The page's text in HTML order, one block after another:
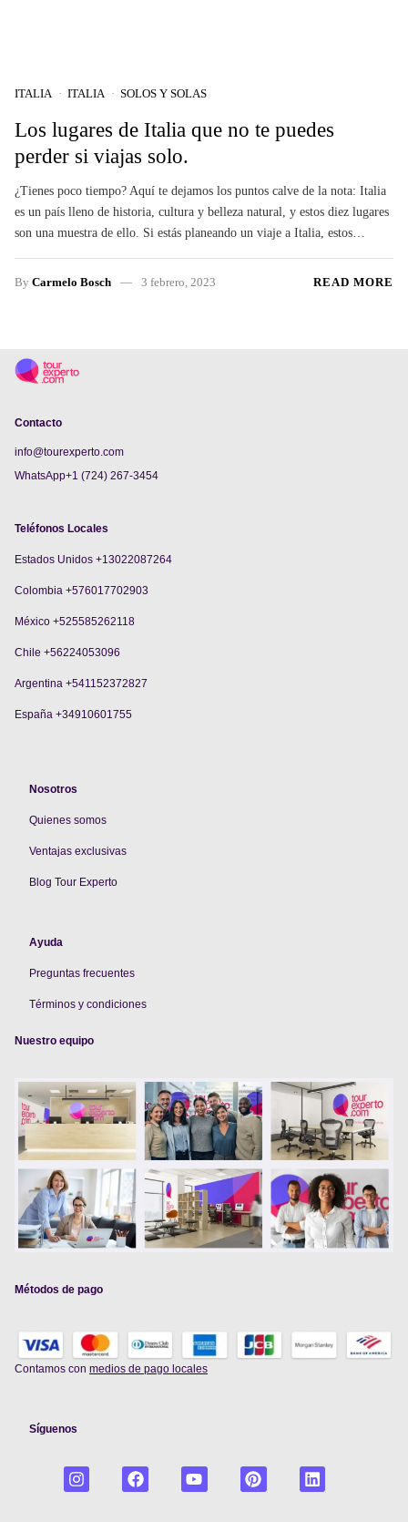
ITALIA ITALIA SOLOS Y SOLAS
Los lugares de Italia que no te puedes
perder si viajas solo.
¿Tienes poco tiempo? Aquí te dejamos los puntos calve de la nota: Italia
es un país lleno de historia, cultura y belleza natural, y estos diez lugares
son una muestra de ello. Si estás planeando un viaje a Italia, estos…
By Carmelo Bosch 3 febrero, 2023 READ MORE
Contacto
info@tourexperto.com
WhatsApp+1 (724) 267-3454
Teléfonos Locales
Estados Unidos +13022087264
Colombia +576017702903
México +525585262118
Chile +56224053096
Argentina +541152372827
España +34910601755
Nosotros
Quienes somos
Ventajas exclusivas
Blog Tour Experto
Ayuda
Preguntas frecuentes
Términos y condiciones
Nuestro equipo
Métodos de pago
Contamos con medios de pago locales
Síguenos